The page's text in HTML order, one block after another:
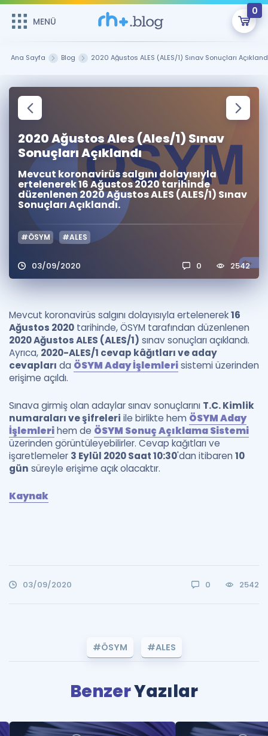
MENÜ
0
Şifremi Hatırlamıyorum
GİRİŞ YAP
ÜYE DEĞİLİM
Sepetin Şu An Boş.
Remzi Hoca ile seni sınava hazırlayacak onlarca eğitim seni
MENÜ
Çalışma Paketleri
Kitaplar ve Kaynaklar
Katılımcı Görüşleri
Faydalı Araçlar
Ücretsiz Kaynaklar
Puan Hesaplama
ÖSYM Sınav Takvimi
Kampanyalar
Blog
İngilizce Gramer
İngilizce Gramer
Hakkımızda
Soru & Cevap
Ana Sayfa Blog 2020 Ağustos ALES (ALES/1) Sınav Sonuçları
2020 Ağustos Ales (Ales/1) Sınav
Sonuçları Açıklandı
Mevcut koronavirüs salgını dolayısıyla
ertelenerek 16 Ağustos 2020 tarihinde
düzenlenen 2020 Ağustos ALES (ALES/1) Sınav
Sonuçları Açıklandı.
#ÖSYM #ALES
03/09/2020 0 2542
Mevcut koronavirüs salgını dolayısıyla ertelenerek16
Ağustos 2020 tarihinde, ÖSYM tarafından düzenlenen
2020 Ağustos ALES (ALES/1) sınav sonuçları açıklandı.
Ayrıca, 2020-ALES/1 cevap kâğıtları ve aday
cevapları da ÖSYM Aday İşlemlerisistemi üzerinden
erişime açıldı.
Sınava girmiş olan adaylar sınav sonuçlarını T.C. Kimlik
numaraları ve şifreleri ile birlikte hem ÖSYM Aday
İşlemlerihem de ÖSYM Sonuç Açıklama Sistemi
üzerinden görüntüleyebilirler. Cevap kağıtları ve
işaretlemeler 3 Eylül 2020 Saat 10:30'dan itibaren 10
gün süreyle erişime açık olacaktır.
Kaynak
03/09/2020 0 2542
#ÖSYM #ALES
BenzerYazılar